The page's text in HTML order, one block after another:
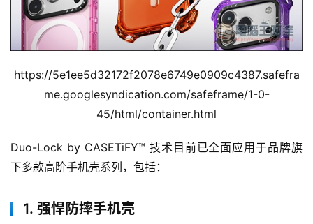
https://5e1ee5d32172f2078e6749e0909c4387.safefra
me.googlesyndication.com/safeframe/1-0-
45/html/container.html
Duo-Lock by CASETiFY™ 技术目前已全面应用于品牌旗
下多款高阶手机壳系列，包括：
1. 强悍防摔手机壳